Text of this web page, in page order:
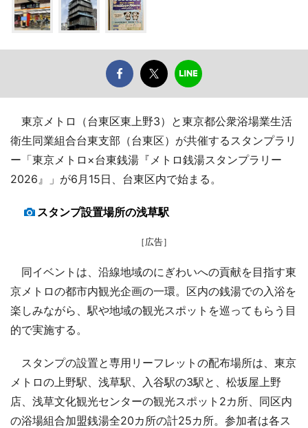
東京メトロ（台東区東上野3）と東京都公衆浴場業生活
衛生同業組合台東支部（台東区）が共催するスタンプラリ
ー「東京メトロ×台東銭湯『メトロ銭湯スタンプラリー
2026』」が6月15日、台東区内で始まる。
スタンプ設置場所の浅草駅
［広告］
同イベントは、沿線地域のにぎわいへの貢献を目指す東
京メトロの都市内観光企画の一環。区内の銭湯での入浴を
楽しみながら、駅や地域の観光スポットを巡ってもらう目
的で実施する。
スタンプの設置と専用リーフレットの配布場所は、東京
メトロの上野駅、浅草駅、入谷駅の3駅と、松坂屋上野
店、浅草文化観光センターの観光スポット2カ所、同区内
の浴場組合加盟銭湯全20カ所の計25カ所。参加者は各ス